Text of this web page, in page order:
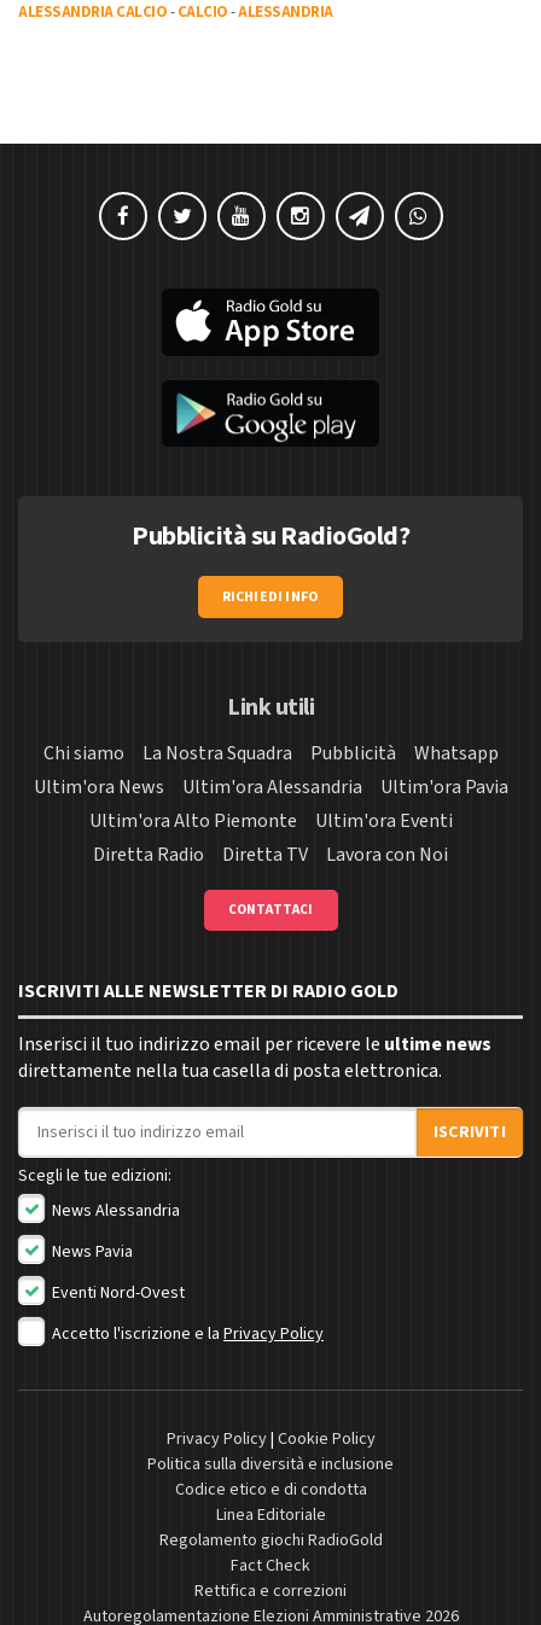
ALESSANDRIA CALCIO-CALCIO-ALESSANDRIA
Pubblicità su RadioGold?
RICHIEDI INFO
Link utili
Chi siamo La Nostra Squadra Pubblicità
Whatsapp
Ultim'ora News
Ultim'ora Alessandria
Ultim'ora Pavia
Ultim'ora Alto Piemonte
Ultim'ora Eventi
Diretta Radio
Diretta TV Lavora con Noi
CONTATTACI
ISCRIVITI ALLE NEWSLETTER DI RADIO GOLD
Inserisci il tuo indirizzo email per ricevere le ultime news
direttamente nella tua casella di posta elettronica.
Indirizzo email
ISCRIVITI
Scegli le tue edizioni:
News Alessandria
News Pavia
Eventi Nord-Ovest
Accetto l'iscrizione e la Privacy Policy
Privacy Policy| Cookie Policy
Politica sulla diversità e inclusione
Codice etico e di condotta
Linea Editoriale
Regolamento giochi RadioGold
Fact Check
Rettifica e correzioni
Autoregolamentazione Elezioni Amministrative 2026